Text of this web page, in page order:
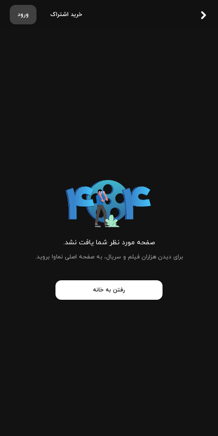
ورود خرید اشتراک
صفحه مورد نظر شما یافت نشد.
برای دیدن هزاران فیلم و سریال، به صفحه اصلی نماوا بروید.
رفتن به خانه